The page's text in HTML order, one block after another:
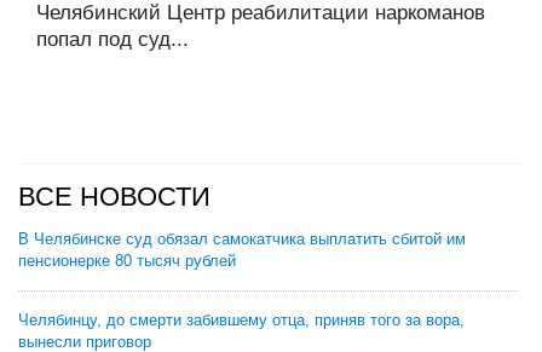
Челябинский Центр реабилитации наркоманов
попал под суд...
ВСЕ НОВОСТИ
В Челябинске суд обязал самокатчика выплатить сбитой им
пенсионерке 80 тысяч рублей
Челябинцу, до смерти забившему отца, приняв того за вора,
вынесли приговор